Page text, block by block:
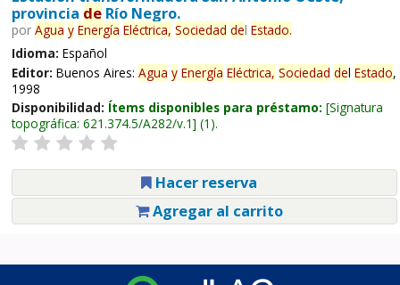
provincia deRío Negro.
por Agua y Energía Eléctrica, Sociedad del Estado.
Idioma: Español
Editor: Buenos Aires: Agua y Energía Eléctrica, Sociedad del Estado,
1998
Disponibilidad: Ítems disponibles para préstamo: Signatura
topográfica: 621.374.5/A282/v.1 (1).
Hacer reserva
Agregar al carrito